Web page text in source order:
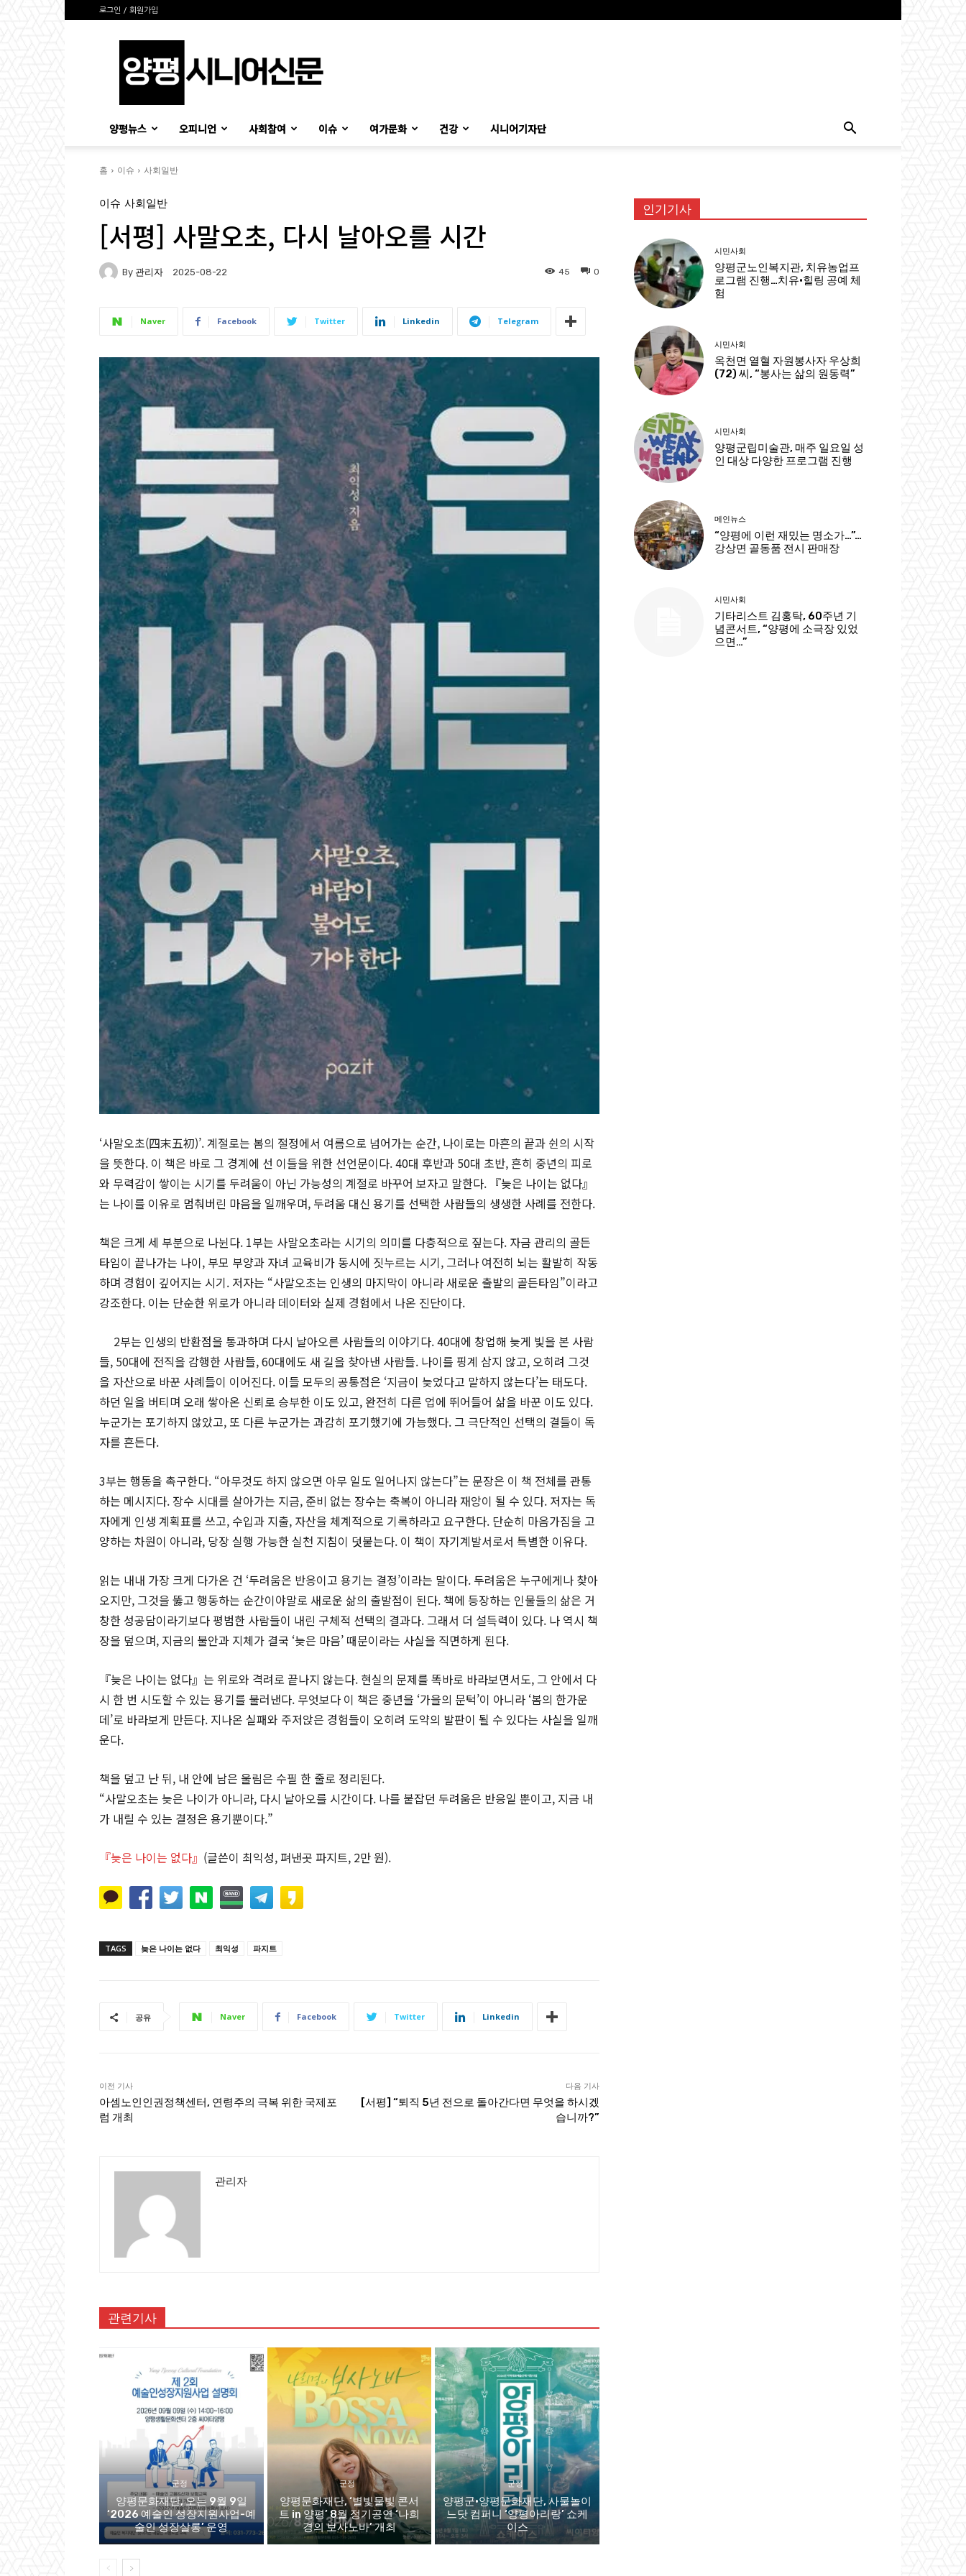
로그인 / 회원가입
시
양평뉴스 오피니언 사회참여 이슈 여가문화 건강 시니어기자단
홈 이슈 사회일반
이슈 사회일반
[서평] 사말오초, 다시 날아오를 시간
By 관리자 2025-08-22 0
45
Naver Facebook Twitter Linkedin Telegram
‘사말오초(四末五初)’. 계절로는 봄의 절정에서 여름으로 넘어가는 순간, 나이로는 마흔의 끝과 쉰의 시작
을 뜻한다. 이 책은 바로 그 경계에 선 이들을 위한 선언문이다. 40대 후반과 50대 초반, 흔히 중년의 피로
와 무력감이 쌓이는 시기를 두려움이 아닌 가능성의 계절로 바꾸어 보자고 말한다. 『늦은 나이는 없다』
는 나이를 이유로 멈춰버린 마음을 일깨우며, 두려움 대신 용기를 선택한 사람들의 생생한 사례를 전한다.
책은 크게 세 부분으로 나뉜다. 1부는 사말오초라는 시기의 의미를 다층적으로 짚는다. 자금 관리의 골든
타임이 끝나가는 나이, 부모 부양과 자녀 교육비가 동시에 짓누르는 시기, 그러나 여전히 뇌는 활발히 작동
하며 경험이 깊어지는 시기. 저자는 “사말오초는 인생의 마지막이 아니라 새로운 출발의 골든타임”이라고
강조한다. 이는 단순한 위로가 아니라 데이터와 실제 경험에서 나온 진단이다.
2부는 인생의 반환점을 통과하며 다시 날아오른 사람들의 이야기다. 40대에 창업해 늦게 빛을 본 사람
들, 50대에 전직을 감행한 사람들, 60대에도 새 길을 찾아낸 사람들. 나이를 핑계 삼지 않고, 오히려 그것
을 자산으로 바꾼 사례들이 이어진다. 이들 모두의 공통점은 ‘지금이 늦었다고 말하지 않는다’는 태도다.
하던 일을 버티며 오래 쌓아온 신뢰로 승부한 이도 있고, 완전히 다른 업에 뛰어들어 삶을 바꾼 이도 있다.
누군가는 포기하지 않았고, 또 다른 누군가는 과감히 포기했기에 가능했다. 그 극단적인 선택의 결들이 독
자를 흔든다.
3부는 행동을 촉구한다. “아무것도 하지 않으면 아무 일도 일어나지 않는다”는 문장은 이 책 전체를 관통
하는 메시지다. 장수 시대를 살아가는 지금, 준비 없는 장수는 축복이 아니라 재앙이 될 수 있다. 저자는 독
자에게 인생 계획표를 쓰고, 수입과 지출, 자산을 체계적으로 기록하라고 요구한다. 단순히 마음가짐을 고
양하는 차원이 아니라, 당장 실행 가능한 실천 지침이 덧붙는다. 이 책이 자기계발서로서 특별한 이유다.
읽는 내내 가장 크게 다가온 건 ‘두려움은 반응이고 용기는 결정’이라는 말이다. 두려움은 누구에게나 찾아
오지만, 그것을 뚫고 행동하는 순간이야말로 새로운 삶의 출발점이 된다. 책에 등장하는 인물들의 삶은 거
창한 성공담이라기보다 평범한 사람들이 내린 구체적 선택의 결과다. 그래서 더 설득력이 있다. 나 역시 책
장을 덮으며, 지금의 불안과 지체가 결국 ‘늦은 마음’ 때문이라는 사실을 직면하게 된다.
『늦은 나이는 없다』는 위로와 격려로 끝나지 않는다. 현실의 문제를 똑바로 바라보면서도, 그 안에서 다
시 한 번 시도할 수 있는 용기를 불러낸다. 무엇보다 이 책은 중년을 ‘가을의 문턱’이 아니라 ‘봄의 한가운
데’로 바라보게 만든다. 지나온 실패와 주저앉은 경험들이 오히려 도약의 발판이 될 수 있다는 사실을 일깨
운다.
책을 덮고 난 뒤, 내 안에 남은 울림은 수필 한 줄로 정리된다.
“사말오초는 늦은 나이가 아니라, 다시 날아오를 시간이다. 나를 붙잡던 두려움은 반응일 뿐이고, 지금 내
가 내릴 수 있는 결정은 용기뿐이다.”
『늦은 나이는 없다』 (글쓴이 최익성, 펴낸곳 파지트, 2만 원).
TAGS 늦은 나이는 없다 최익성 파지트
공유 Naver Facebook Twitter Linkedin
이전 기사
아셈노인인권정책센터, 연령주의 극복 위한 국제포
럼 개최
다음 기사
[서평] “퇴직 5년 전으로 돌아간다면 무엇을 하시겠
습니까?”
관리자
관련기사
군정
양평문화재단, 오는 9월 9일
‘2026 예술인 성장지원사업-예
술인 성장살롱’ 운영
군정
양평문화재단, ‘별빛물빛 콘서
트 in 양평’ 8월 정기공연 ‘나희
경의 보사노바’ 개최
군정
양평군·양평문화재단, 사물놀이
느닷 컴퍼니 ‘양평아리랑’ 쇼케
이스
인기기사
시민사회
양평군노인복지관, 치유농업프
로그램 진행…치유·힐링 공예 체
험
시민사회
옥천면 열혈 자원봉사자 우상희
(72) 씨, “봉사는 삶의 원동력”
시민사회
양평군립미술관, 매주 일요일 성
인 대상 다양한 프로그램 진행
메인뉴스
“양평에 이런 재밌는 명소가…”…
강상면 골동품 전시 판매장
시민사회
기타리스트 김홍탁, 60주년 기
념콘서트, “양평에 소극장 있었
으면…”